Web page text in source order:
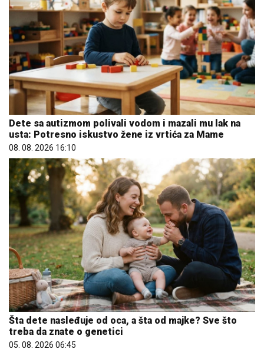
Dete sa autizmom polivali vodom i mazali mu lak na
usta: Potresno iskustvo žene iz vrtića za Mame
08. 08. 2026 16:10
Šta dete nasleđuje od oca, a šta od majke? Sve što
treba da znate o genetici
05. 08. 2026 06:45